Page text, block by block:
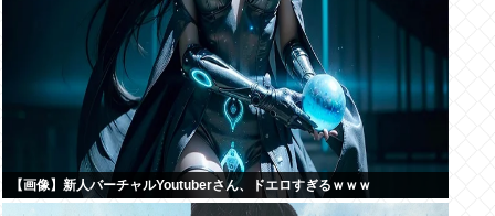
【画像】新人バーチャルYoutuberさん、ドエロすぎるｗｗｗ